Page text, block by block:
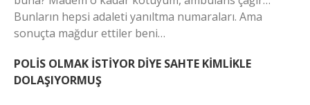
Bunların hepsi adaleti yanıltma numaraları. Ama
sonuçta mağdur ettiler beni…
POLİS OLMAK İSTİYOR DİYE SAHTE KİMLİKLE
DOLAŞIYORMUŞ